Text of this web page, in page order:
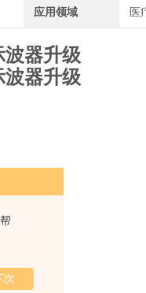
应用领域 医
波器升级
波器升级
号选件
：